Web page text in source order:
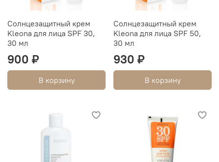
Солнцезащитный крем
Kleona для лица SPF 30,
30 мл
900 ₽
В корзину
Солнцезащитный крем
Kleona для лица SPF 50,
30 мл
930 ₽
В корзину